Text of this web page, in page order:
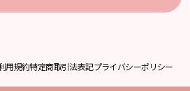
用規約特定商取引法表記プライバシーポリシー